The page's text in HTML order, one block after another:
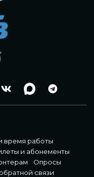
время работы
и абонементы
Опросы
связи